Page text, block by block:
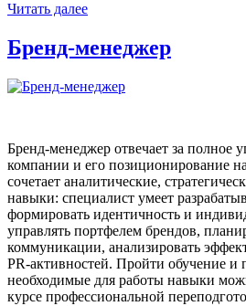
Читать далее
Бренд-менеджер
Бренд-менеджер отвечает за полное
компании и его позиционирование
сочетает аналитические,
навыки: специалист умеет
формировать идентичность и
управлять портфелем брендов,
коммуникации, анализировать
PR-активностей. Пройти обучение и
необходимые для работы навыки
курсе профессиональной